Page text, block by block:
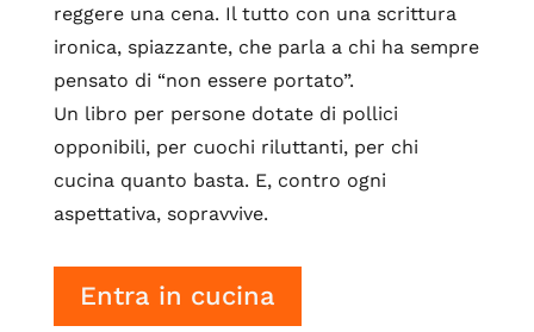
reggere una cena. Il tutto con una scrittura
ironica, spiazzante, che parla a chi ha sempre
pensato di “non essere portato”.
Un libro per persone dotate di pollici
opponibili, per cuochi riluttanti, per chi
cucina quanto basta. E, contro ogni
aspettativa, sopravvive.
Entra in cucina